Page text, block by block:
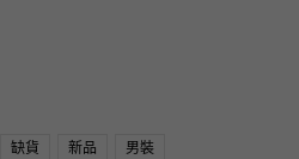
缺貨 新品 男裝